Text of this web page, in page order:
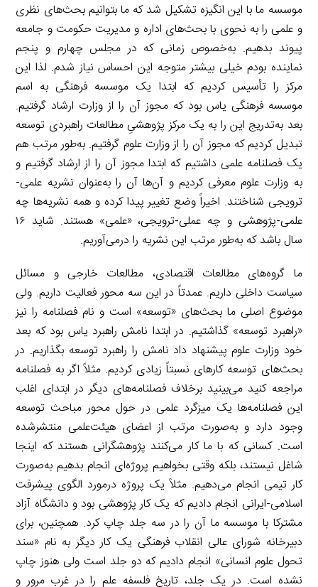
موسسه ما با این انگیزه تشکیل شد که ما بتوانیم بحث‌های نظری
و علمی را به نحوی با بحث‌های اداره و مدیریت حکومت و جامعه
پیوند بدهیم. به‌خصوص زمانی که در مجلس چهارم و پنجم
نماینده بودم خیلی بیشتر متوجه این احساس نیاز شدم. لذا این
مرکز را تأسیس کردیم که ابتدا یک موسسه فرهنگی به اسم
موسسه فرهنگی یاس بود که مجوز آن را از وزارت ارشاد گرفتیم.
بعد به‌تدریج این را به یک مرکز پژوهشیِ مطالعات راهبردی توسعه
تبدیل کردیم که مجوز آن را از وزارت علوم گرفتیم. به‌طور مرتب هم
یک فصلنامه علمی داشتیم که ابتدا مجوز آن را از ارشاد گرفتیم و
به وزارت علوم معرفی کردیم و آن‌ها آن را به‌عنوان نشریه علمی-
ترویجی شناختند. اخیراً وضع تغییر پیدا کرده و همه نشریه‌ها چه
علمی-پژوهشی و چه عملی-ترویجی، «علمی» هستند. شاید ۱۶
سال باشد که به‌طور مرتب این نشریه را درمی‌آوریم.
ما گروه‌های مطالعات اقتصادی، مطالعات خارجی و مسائل
سیاست داخلی داریم. عمدتاً در این سه محور فعالیت داریم. ولی
موضوع اصلی ما بحث‌های «توسعه» است و نام فصلنامه را نیز
«راهبرد توسعه» گذاشتیم. در ابتدا نامش راهبرد یاس بود که بعد
خود وزارت علوم پیشنهاد داد نامش را راهبرد توسعه بگذاریم. در
بحث‌های توسعه کارهای نسبتاً زیادی کردیم. مثلاً اگر به فصلنامه
مراجعه کنید می‌بینید برخلاف فصلنامه‌های دیگر در ابتدای اغلب
این فصلنامه‌ها یک میزگرد علمی در حول محور مباحث توسعه
وجود دارد و به‌صورت مرتب از اعضای هیئت‌علمی منتشرشده
است. کسانی که با ما کار می‌کنند پژوهشگرانی هستند که اینجا
شاغل نیستند، بلکه وقتی بخواهیم پروژه‌ای انجام بدهیم به‌صورت
کار تیمی انجام می‌دهیم. مثلاً یک پروژه درمورد الگوی پیشرفت
اسلامی-ایرانی انجام دادیم که یک کار پژوهشی بود و دانشگاه آزاد
مشترکا با موسسه ما آن را در سه جلد چاپ کرد. همچنین، برای
دبیرخانه شورای عالی انقلاب فرهنگی یک کار دیگر به نام «سند
تحول علوم انسانی» انجام دادیم که دو جلد است ولی هنوز چاپ
نشده است. در یک جلد، تاریخ فلسفه علم را در غرب مرور و